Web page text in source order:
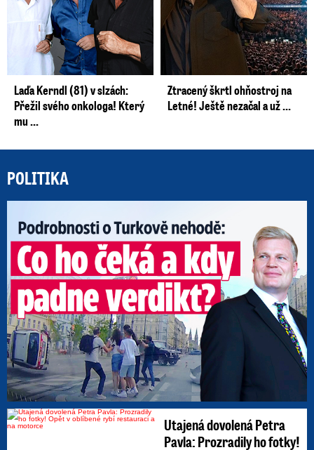
Laďa Kerndl (81) v slzách:
Přežil svého onkologa! Který
mu ...
Ztracený škrtl ohňostroj na
Letné! Ještě nezačal a už ...
POLITIKA
Utajená dovolená Petra
Pavla: Prozradily ho fotky!